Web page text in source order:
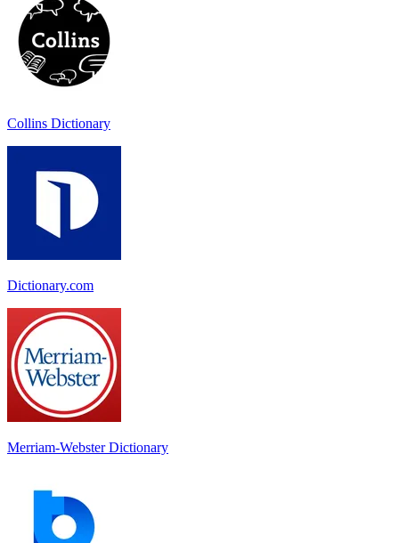
Collins Dictionary
Dictionary.com
Merriam-Webster Dictionary